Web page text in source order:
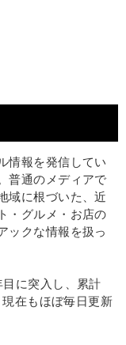
情報を発信してい
普通のメディアで
域に根づいた、近
・グルメ・お店の
ックな情報を扱っ
に突入し、累計
在もほぼ毎日更新